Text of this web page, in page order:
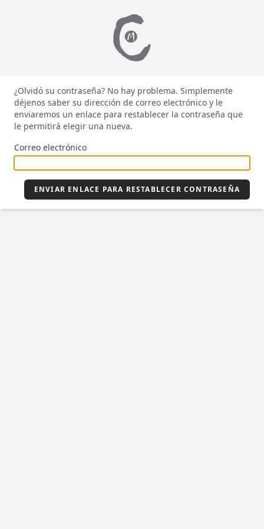
¿Olvidó su contraseña? No hay problema. Simplemente
déjenos saber su dirección de correo electrónico y le
enviaremos un enlace para restablecer la contraseña que
le permitirá elegir una nueva.
Correo electrónico
ENVIAR ENLACE PARA RESTABLECER CONTRASEÑA